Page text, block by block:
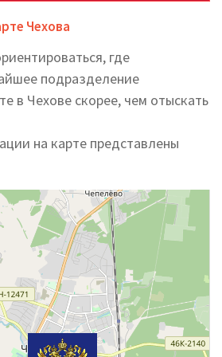
Чехова
где
подразделение
в Чехове скорее, чем отыскать
на карте представлены